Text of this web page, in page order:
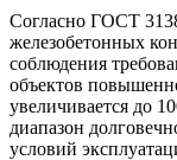
Согласно ГОСТ
железобетонных
соблюдения
объектов
увеличивается до
диапазон
условий